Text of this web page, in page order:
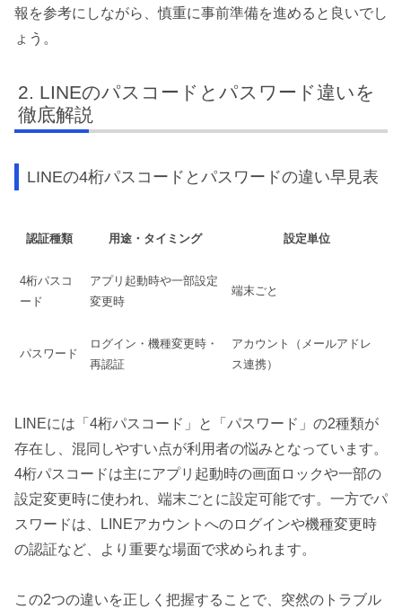
報を参考にしながら、慎重に事前準備を進めると良いでし
ょう。
LINEのパスコードとパスワード違いを
徹底解説
LINEの4桁パスコードとパスワードの違い早見表
認証種類 用途・タイミング 設定単位
4桁パスコ
ード
アプリ起動時や一部設定
変更時
端末ごと
パスワード
ログイン・機種変更時・
再認証
アカウント（メールアドレ
ス連携）
LINEには「4桁パスコード」と「パスワード」の2種類が
存在し、混同しやすい点が利用者の悩みとなっています。
4桁パスコードは主にアプリ起動時の画面ロックや一部の
設定変更時に使われ、端末ごとに設定可能です。一方でパ
スワードは、LINEアカウントへのログインや機種変更時
の認証など、より重要な場面で求められます。
この2つの違いを正しく把握することで、突然のトラブル